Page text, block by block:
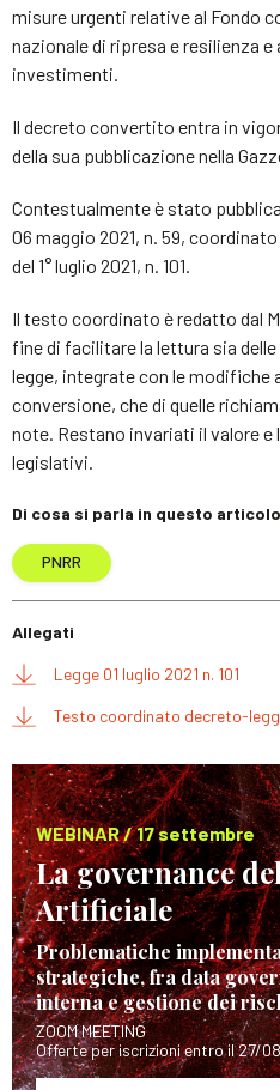
misure urgenti relative al Fondo
nazionale di ripresa e resilienza
investimenti.
Il decreto convertito entra in
della sua pubblicazione nella
Contestualmente è stato
06 maggio 2021, n. 59,
del 1° luglio 2021, n. 101.
Il testo coordinato è redatto dal
fine di facilitare la lettura sia
legge, integrate con le modifiche
conversione, che di quelle
note. Restano invariati il valore e
legislativi.
Di cosa si parla in questo articolo
PNRR
Allegati
Legge 01 luglio 2021 n. 101
Testo coordinato decreto-
WEBINAR / 17 settembre
La governance
Artificiale
Problematiche
strategiche, fra data
interna e gestione dei
ZOOM MEETING
Offerte per iscrizioni entro il 27/08